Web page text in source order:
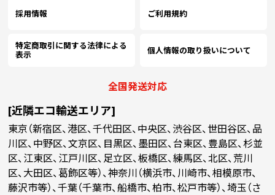
採用情報 ご利用規約
特定商取引に関する法律による
表示
個人情報の取り扱いについて
全国発送対応
[近隣エコ輸送エリア]
東京（新宿区、港区、千代田区、中央区、渋谷区、世田谷区、品
川区、中野区、文京区、目黒区、墨田区、台東区、豊島区、杉並
区、江東区、江戸川区、足立区、板橋区、練馬区、北区、荒川
区、大田区、葛飾区等）、神奈川（横浜市、川崎市、相模原市、
藤沢市等）、千葉（千葉市、船橋市、柏市、松戸市等）、埼玉（さ